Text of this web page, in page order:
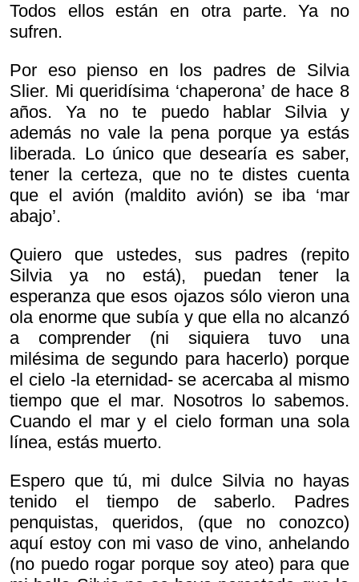
Todos ellos están en otra parte. Ya no
sufren.
Por eso pienso en los padres de Silvia
Slier. Mi queridísima ‘chaperona’ de hace 8
años. Ya no te puedo hablar Silvia y
además no vale la pena porque ya estás
liberada. Lo único que desearía es saber,
tener la certeza, que no te distes cuenta
que el avión (maldito avión) se iba ‘mar
abajo’.
Quiero que ustedes, sus padres (repito
Silvia ya no está), puedan tener la
esperanza que esos ojazos sólo vieron una
ola enorme que subía y que ella no alcanzó
a comprender (ni siquiera tuvo una
milésima de segundo para hacerlo) porque
el cielo -la eternidad- se acercaba al mismo
tiempo que el mar. Nosotros lo sabemos.
Cuando el mar y el cielo forman una sola
línea, estás muerto.
Espero que tú, mi dulce Silvia no hayas
tenido el tiempo de saberlo. Padres
penquistas, queridos, (que no conozco)
aquí estoy con mi vaso de vino, anhelando
(no puedo rogar porque soy ateo) para que